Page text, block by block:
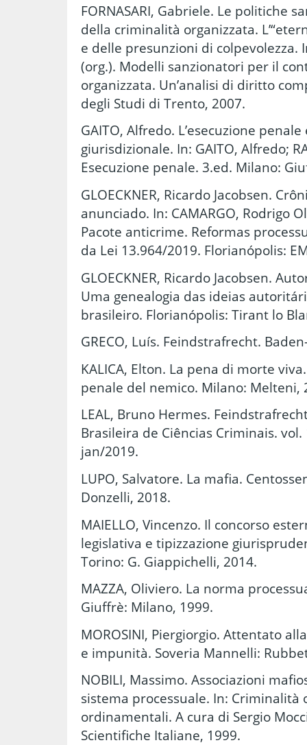
FORNASARI, Gabriele. Le politiche
della criminalità organizzata.
e delle presunzioni di colpevolezza.
(org.). Modelli sanzionatori per il
organizzata. Un’analisi di diritto
degli Studi di Trento, 2007.
GAITO, Alfredo. L’esecuzione
giurisdizionale. In: GAITO, Alfredo;
Esecuzione penale. 3.ed. Milano:
GLOECKNER, Ricardo Jacobsen.
anunciado. In: CAMARGO, Rodrigo
Pacote anticrime. Reformas
da Lei 13.964/2019. Florianópolis:
GLOECKNER, Ricardo Jacobsen.
Uma genealogia das ideias
brasileiro. Florianópolis: Tirant lo
GRECO, Luís. Feindstrafrecht.
KALICA, Elton. La pena di morte
penale del nemico. Milano: Melteni,
LEAL, Bruno Hermes.
Brasileira de Ciências Criminais. vol.
jan/2019.
LUPO, Salvatore. La mafia.
Donzelli, 2018.
MAIELLO, Vincenzo. Il concorso
legislativa e tipizzazione
Torino: G. Giappichelli, 2014.
MAZZA, Oliviero. La norma
Giuffrè: Milano, 1999.
MOROSINI, Piergiorgio. Attentato
e impunità. Soveria Mannelli:
NOBILI, Massimo. Associazioni
sistema processuale. In: Criminalità
ordinamentali. A cura di Sergio
Scientifiche Italiane, 1999.